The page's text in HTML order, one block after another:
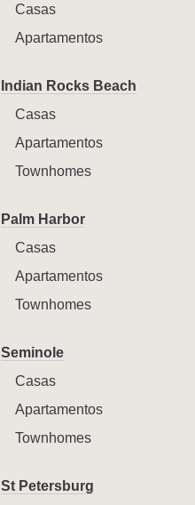
Casas
Apartamentos
Indian Rocks Beach
Casas
Apartamentos
Townhomes
Palm Harbor
Casas
Apartamentos
Townhomes
Seminole
Casas
Apartamentos
Townhomes
St Petersburg